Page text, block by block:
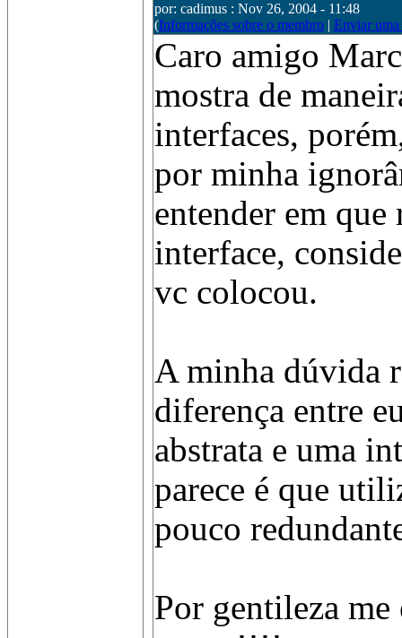
por: cadimus : Nov 26, 2004 - 11:48
(Informações sobre o membro | Enviar uma
Caro amigo
mostra de
interfaces,
por minha
entender em
interface,
vc colocou.
A minha dúvida
diferença entre
abstrata e uma
parece é que
pouco
Por gentileza me